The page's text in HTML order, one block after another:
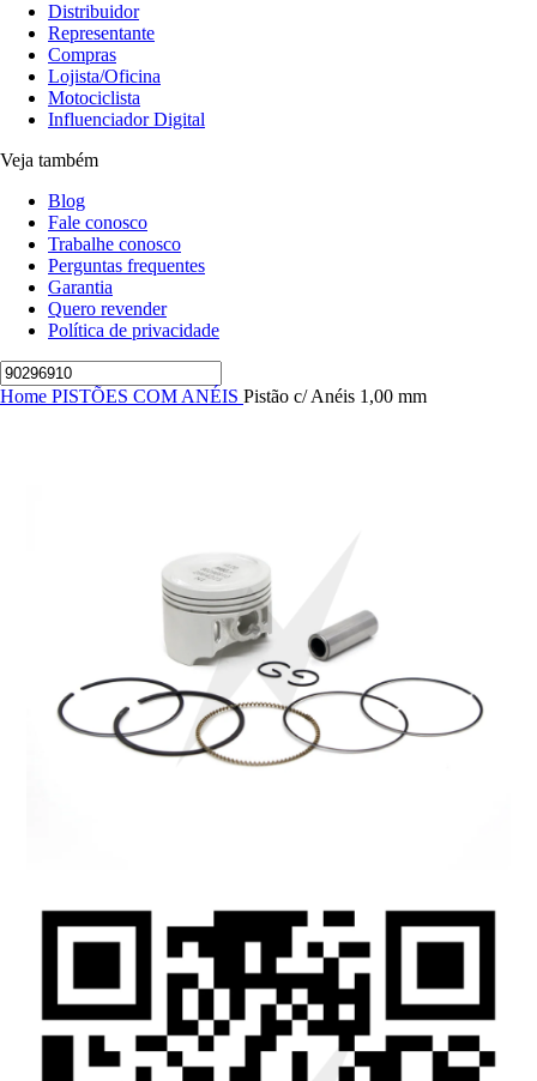
Distribuidor
Representante
Compras
Lojista/Oficina
Motociclista
Influenciador Digital
Veja também
Blog
Fale conosco
Trabalhe conosco
Perguntas frequentes
Garantia
Quero revender
Política de privacidade
Home PISTÕES COM ANÉIS Pistão c/ Anéis 1,00 mm